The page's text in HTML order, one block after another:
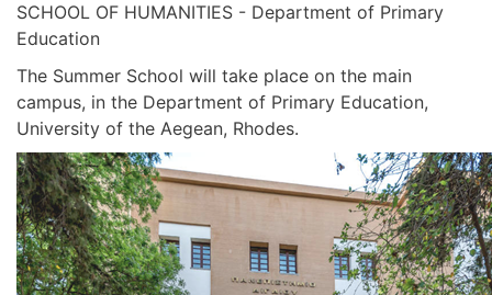
SCHOOL OF HUMANITIES - Department of Primary
Education
The Summer School will take place on the main
campus, in the Department of Primary Education,
University of the Aegean, Rhodes.